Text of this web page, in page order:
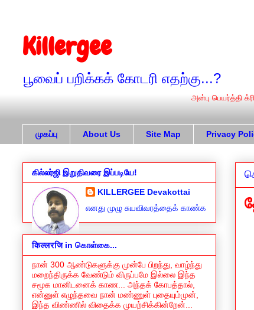
Killergee
பூவைப் பறிக்கக் கோடரி எதற்கு...?
முகப்பு About Us Site Map Privacy
கில்லர்ஜி இறுதிவரை இப்படியே!
KILLERGEE Devakottai
எனது முழு சுயவிவரத்தைக் காண்க
किल्लरजि in கொள்கை...
நான் 300 ஆண்டுகளுக்கு முன்பே பிறந்து, வாழ்ந்து
மறைந்திருக்க வேண்டும் விருப்பமே இல்லை இந்த
சமூக மானிடனைக் காண... அந்தக் கோபத்தால்,
என்னுள் எழுந்தவை நான் மண்ணுள் புதையும்முன்,
இந்த விண்ணில் விதைக்க முயற்சிக்கின்றேன்...